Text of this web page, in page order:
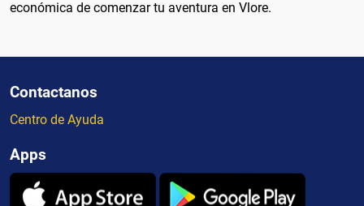
económica de comenzar tu aventura en Vlore.
Contactanos
Centro de Ayuda
Apps